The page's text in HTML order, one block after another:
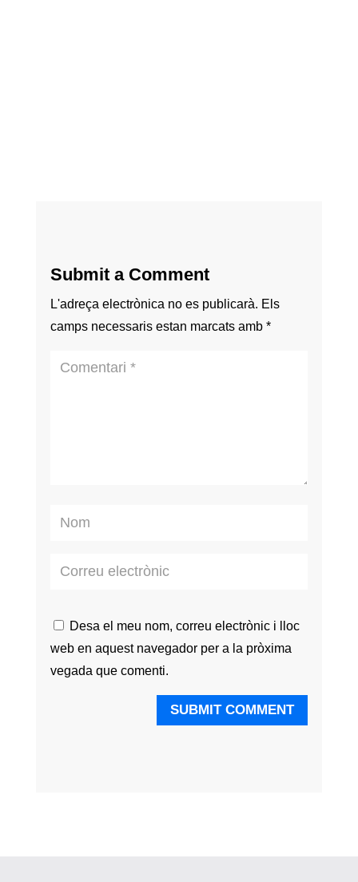
Submit a Comment
L'adreça electrònica no es publicarà. Els
camps necessaris estan marcats amb *
Desa el meu nom, correu electrònic i lloc
web en aquest navegador per a la pròxima
vegada que comenti.
SUBMIT COMMENT